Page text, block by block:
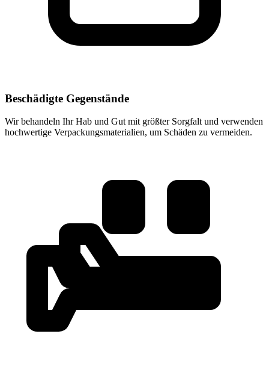
Beschädigte Gegenstände
Wir behandeln Ihr Hab und Gut mit größter Sorgfalt und verwenden
hochwertige Verpackungsmaterialien, um Schäden zu vermeiden.